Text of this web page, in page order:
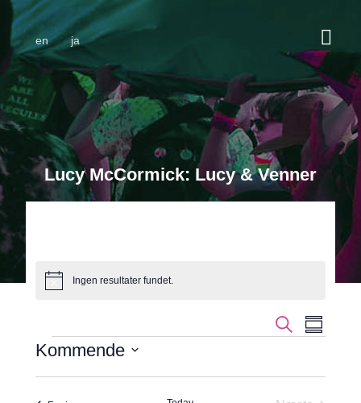
en ja
Lucy McCormick: Lucy & Venner
BemærkIngen resultater fundet.
og
Søg efter
Kommende
dato.